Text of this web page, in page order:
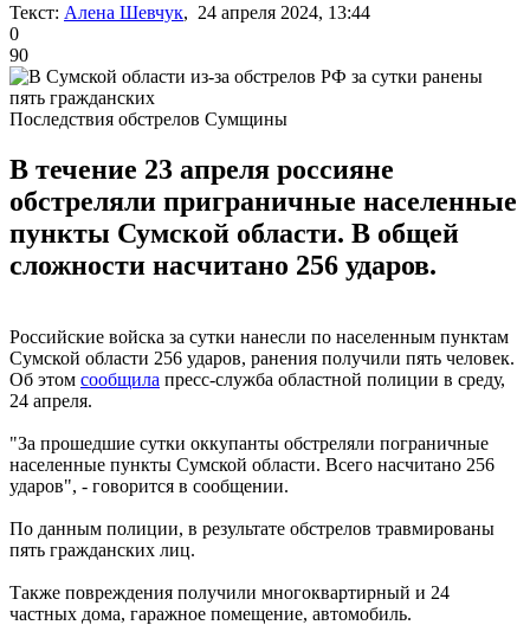
Текст: Алена Шевчук, 24 апреля 2024, 13:44
0
90
Последствия обстрелов Сумщины
В течение 23 апреля россияне
обстреляли приграничные населенные
пункты Сумской области. В общей
сложности насчитано 256 ударов.
Российские войска за сутки нанесли по населенным пунктам
Сумской области 256 ударов, ранения получили пять человек.
Об этом сообщила пресс-служба областной полиции в среду,
24 апреля.
"За прошедшие сутки оккупанты обстреляли пограничные
населенные пункты Сумской области. Всего насчитано 256
ударов", - говорится в сообщении.
По данным полиции, в результате обстрелов травмированы
пять гражданских лиц.
Также повреждения получили многоквартирный и 24
частных дома, гаражное помещение, автомобиль.